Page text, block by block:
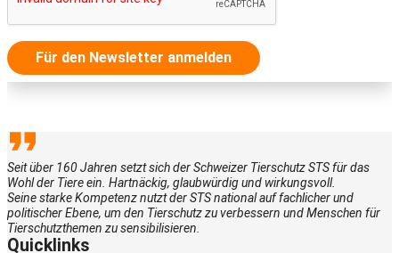
Für den Newsletter anmelden
Seit über 160 Jahren setzt sich der Schweizer Tierschutz STS für das
Wohl der Tiere ein. Hartnäckig, glaubwürdig und wirkungsvoll.
Seine starke Kompetenz nutzt der STS national auf fachlicher und
politischer Ebene, um den Tierschutz zu verbessern und Menschen für
Tierschutzthemen zu sensibilisieren.
Quicklinks